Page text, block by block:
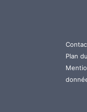
Aller
au
Plan